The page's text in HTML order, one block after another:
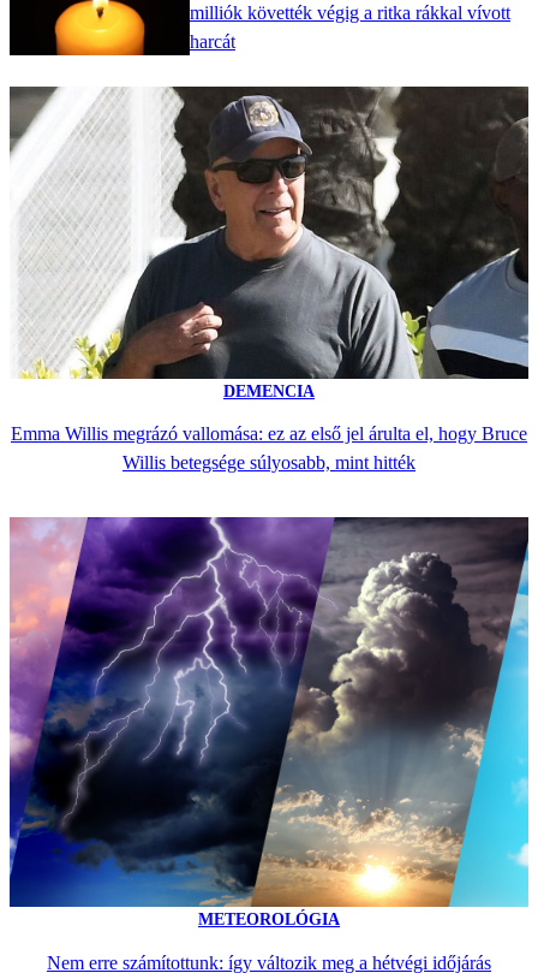
milliók követték végig a ritka rákkal vívott
harcát
DEMENCIA
Emma Willis megrázó vallomása: ez az első jel árulta el, hogy Bruce
Willis betegsége súlyosabb, mint hitték
METEOROLÓGIA
Nem erre számítottunk: így változik meg a hétvégi időjárás